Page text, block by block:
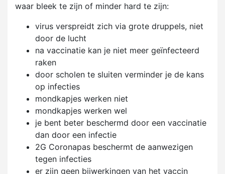
waar bleek te zijn of minder hard te zijn:
virus verspreidt zich via grote druppels, niet
door de lucht
na vaccinatie kan je niet meer geïnfecteerd
raken
door scholen te sluiten verminder je de kans
op infecties
mondkapjes werken niet
mondkapjes werken wel
je bent beter beschermd door een vaccinatie
dan door een infectie
2G Coronapas beschermt de aanwezigen
tegen infecties
er zijn geen bijwerkingen van het vaccin